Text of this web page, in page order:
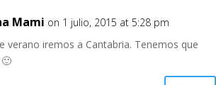
Mami on 1 julio, 2015 at 5:28 pm
verano iremos a Cantabria. Tenemos que